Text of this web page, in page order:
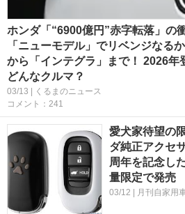
ホンダ「“6900億円”赤字転落」の
「ニューモデル」でリベンジなる
から「インテグラ」まで！ 2026年
どんなクルマ？
03/13 | くるまのニュース
コメント：241
愛犬家待望の
ダ純正アクセ
周年を記念し
量限定で発売
03/12 | 月刊自家用